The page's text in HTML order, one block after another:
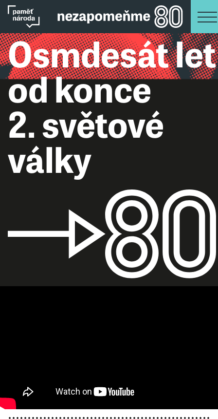
Osmdesát let
od konce
2. světové
války